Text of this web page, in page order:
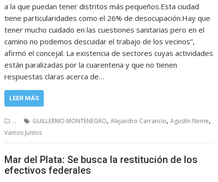
a la que puedan tener distritos más pequeños.Esta ciudad
tiene particularidades como el 26% de desocupación.Hay que
tener mucho cuidado en las cuestiones sanitarias pero en el
camino no podemos descuidar el trabajo de los vecinos”,
afirmó el concejal. La existencia de sectores cuyas actividades
están paralizadas por la cuarentena y que no tienen
respuestas claras acerca de…
LEER MÁS
... GUILLERMO MONTENEGRO,Alejandro Carrancio,Agustín Neme,
Vamos Juntos
Mar del Plata: Se busca la restitución de los
efectivos federales